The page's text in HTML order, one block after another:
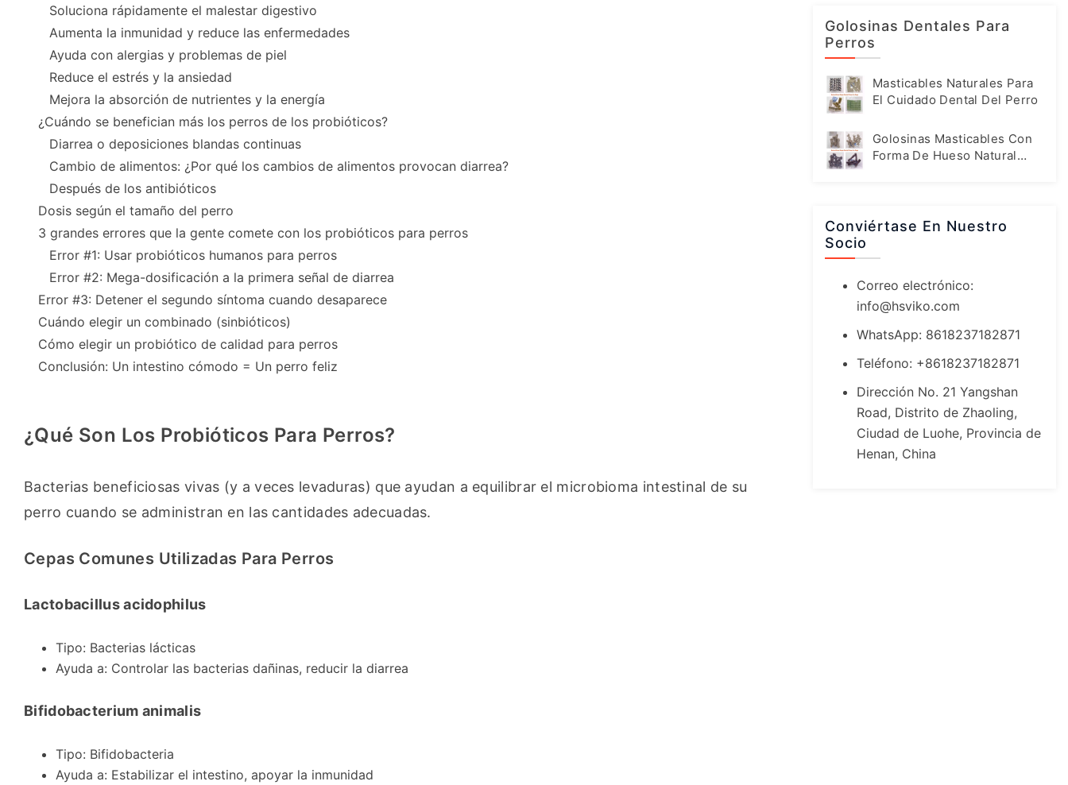
Soluciona rápidamente el malestar digestivo
Aumenta la inmunidad y reduce las enfermedades
Ayuda con alergias y problemas de piel
Reduce el estrés y la ansiedad
Mejora la absorción de nutrientes y la energía
¿Cuándo se benefician más los perros de los probióticos?
Diarrea o deposiciones blandas continuas
Cambio de alimentos: ¿Por qué los cambios de alimentos provocan diarrea?
Después de los antibióticos
Dosis según el tamaño del perro
3 grandes errores que la gente comete con los probióticos para perros
Error #1: Usar probióticos humanos para perros
Error #2: Mega-dosificación a la primera señal de diarrea
Error #3: Detener el segundo síntoma cuando desaparece
Cuándo elegir un combinado (sinbióticos)
Cómo elegir un probiótico de calidad para perros
Conclusión: Un intestino cómodo = Un perro feliz
¿Qué Son Los Probióticos Para Perros?
Bacterias beneficiosas vivas (y a veces levaduras) que ayudan a equilibrar el microbioma intestinal de su
perro cuando se administran en las cantidades adecuadas.
Cepas Comunes Utilizadas Para Perros
Lactobacillus acidophilus
Tipo: Bacterias lácticas
Ayuda a: Controlar las bacterias dañinas, reducir la diarrea
Bifidobacterium animalis
Tipo: Bifidobacteria
Ayuda a: Estabilizar el intestino, apoyar la inmunidad
Golosinas Dentales Para
Perros
Masticables Naturales Para
El Cuidado Dental Del Perro
Golosinas Masticables Con
Forma De Hueso Natural
Conviértase En Nuestro
Socio
Correo electrónico:
info@hsviko.com
WhatsApp: 8618237182871
Teléfono: +8618237182871
Dirección No. 21 Yangshan
Road, Distrito de Zhaoling,
Ciudad de Luohe, Provincia de
Henan, China